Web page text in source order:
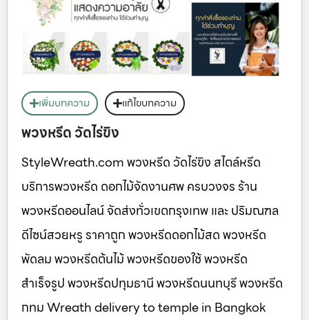
เพิ่มบทความ แก้ไขบทความ
พวงหรีด วัดไร่ขิง
StyleWreath.com พวงหรีด วัดไร่ขิง สไตล์หรีด
บริการพวงหรีด ดอกไม้จัดงานศพ ครบวงจร ร้าน
พวงหรีดออนไลน์ จัดส่งทั่วเขตกรุงเทพ และ ปริมณฑล
ดีไซน์สวยหรู ราคาถูก พวงหรีดดอกไม้สด พวงหรีด
พัดลม พวงหรีดต้นไม้ พวงหรีดของใช้ พวงหรีด
สำเร็จรูป พวงหรีดปทุมธานี พวงหรีดนนทบุรี พวงหรีด
กทม Wreath delivery to temple in Bangkok